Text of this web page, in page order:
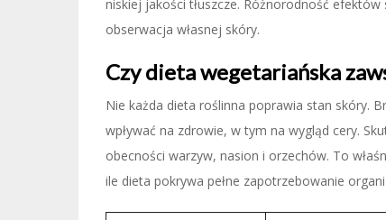
niskiej jakości tłuszcze. Różnorodność
obserwacja własnej skóry.
Czy dieta wegetariańska
Nie każda dieta roślinna poprawia stan skóry.
wpływać na zdrowie, w tym na wygląd cery.
obecności warzyw, nasion i orzechów. To
ile dieta pokrywa pełne zapotrzebowanie